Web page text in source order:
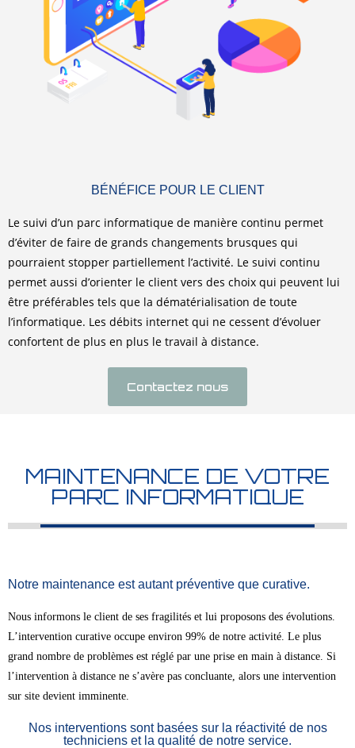
BÉNÉFICE POUR LE CLIENT
Le suivi d’un parc informatique de manière continu permet
d’éviter de faire de grands changements brusques qui
pourraient stopper partiellement l’activité. Le suivi continu
permet aussi d’orienter le client vers des choix qui peuvent lui
être préférables tels que la dématérialisation de toute
l’informatique. Les débits internet qui ne cessent d’évoluer
confortent de plus en plus le travail à distance.
Contactez nous
MAINTENANCE DE VOTRE
PARC INFORMATIQUE
Notre maintenance est autant préventive que curative.
Nous informons le client de ses fragilités et lui proposons des évolutions.
L’intervention curative occupe environ 99% de notre activité. Le plus
grand nombre de problèmes est réglé par une prise en main à distance. Si
l’intervention à distance ne s’avère pas concluante, alors une intervention
sur site devient imminente.
Nos interventions sont basées sur la réactivité de nos
techniciens et la qualité de notre service.